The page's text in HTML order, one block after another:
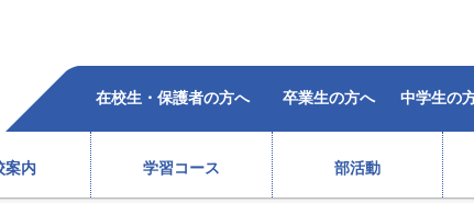
在校生・保護者の方へ 卒業生の方へ 中学生の
案内 学習コース 部活動